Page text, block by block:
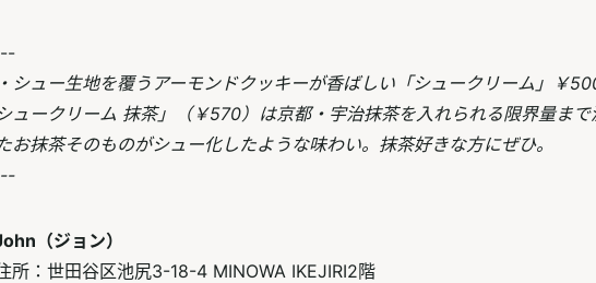
シュー生地を覆うアーモンドクッキーが香ばしい「シュークリーム」￥
シュークリーム 抹茶」（￥570）は京都・宇治抹茶を入れられる限界量ま
お抹茶そのものがシュー化したような味わい。抹茶好きな方にぜひ。
（ジョン）
所：世田谷区池尻3-18-4 MINOWA IKEJIRI2階